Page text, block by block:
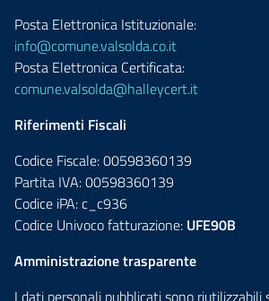
Posta Elettronica Istituzionale:
info@comune.valsolda.co.it
Posta Elettronica Certificata:
comune.valsolda@halleycert.it
Riferimenti Fiscali
Codice Fiscale: 00598360139
Partita IVA: 00598360139
Codice iPA: c_c936
Codice Univoco fatturazione: UFE90B
Amministrazione trasparente
I dati personali pubblicati sono riutilizzabili